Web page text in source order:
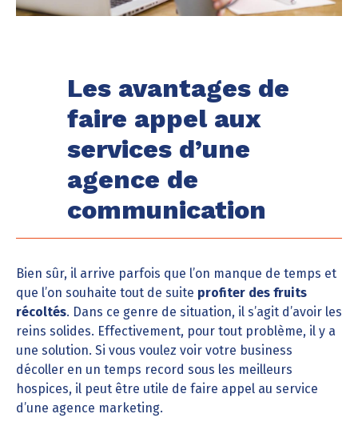
Les avantages de
faire appel aux
services d’une
agence de
communication
Bien sûr, il arrive parfois que l’on manque de temps et
que l’on souhaite tout de suite profiter des fruits
récoltés. Dans ce genre de situation, il s’agit d’avoir les
reins solides. Effectivement, pour tout problème, il y a
une solution. Si vous voulez voir votre business
décoller en un temps record sous les meilleurs
hospices, il peut être utile de faire appel au service
d’une agence marketing.